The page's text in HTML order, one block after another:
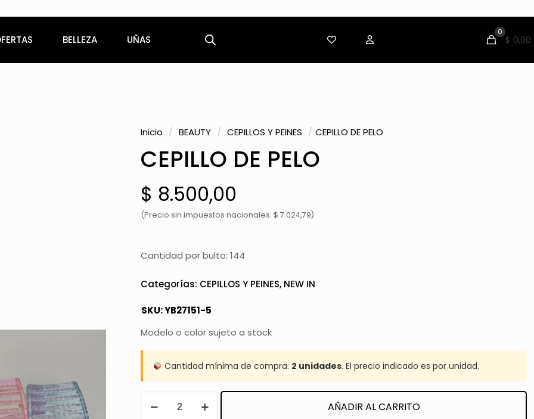
BELLEZA UÑAS
0
$ 0,00
Inicio / BEAUTY / CEPILLOS Y PEINES / CEPILLO DE PELO
CEPILLO DE PELO
$ 8.500,00
(Precio sin impuestos nacionales: $ 7.024,79)
Cantidad por bulto: 144
Categorías: CEPILLOS Y PEINES, NEW IN
SKU:YB27151-5
Modelo o color sujeto a stock
Cantidad mínima de compra: 2 unidades. El precio indicado es por unidad.
AÑADIR AL CARRITO